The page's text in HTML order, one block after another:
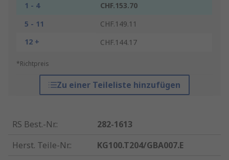
1 - 4
CHF.153.70
5 - 11
CHF.149.11
12 +
CHF.144.17
*Richtpreis
Zu einer Teileliste hinzufügen
RS Best.-Nr.:
282-1613
Herst. Teile-Nr.:
KG100.T204/GBA007.E